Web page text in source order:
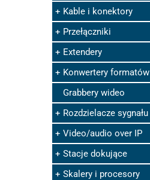
Kable i konektory
Przełączniki
Extendery
Konwertery formatów
Grabbery wideo
Rozdzielacze sygnału
Video/audio over IP
Stacje dokujące
Skalery i procesory